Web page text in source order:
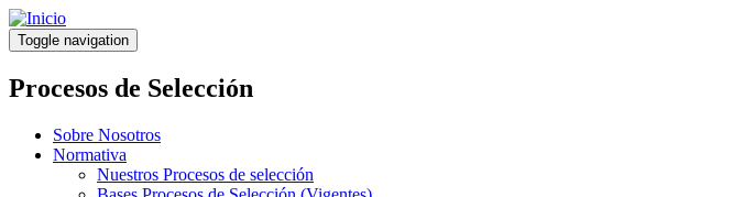
Pasar
al
contenido
principal
Toggle navigation
Procesos de Selección
Sobre Nosotros
Normativa
Nuestros Procesos de selección